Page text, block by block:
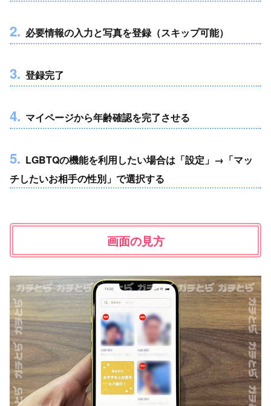
2. 必要情報の入力と写真を登録（スキップ可能）
3. 登録完了
4. マイページから年齢確認を完了させる
5. LGBTQの機能を利用したい場合は「設定」→「マッ
チしたいお相手の性別」で選択する
画面の見方